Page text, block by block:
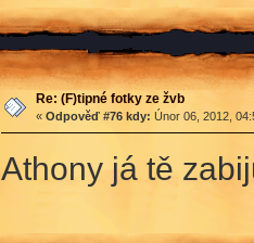
Re: (F)tipné fotky ze žvb
« Odpověď #76 kdy: Únor 06, 2012,
Athony já tě